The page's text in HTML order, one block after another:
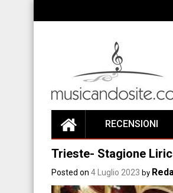
RECENSIONI
Trieste- Stagione
Posted on 4 Luglio 2023 by